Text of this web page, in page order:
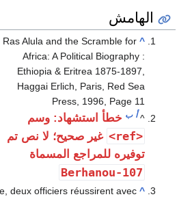
الهامش
^
Ras Alula and the Scramble for
Africa: A Political Biography :
Ethiopia & Eritrea 1875-1897,
Haggai Erlich, Paris, Red Sea
Press, 1996, Page 11
^أ ب خطأ استشهاد: وسم
<ref>
غير صحيح؛ لا نص تم
توفيره للمراجع المسماة
Berhanou-107
^
deux officiers réussirent avec